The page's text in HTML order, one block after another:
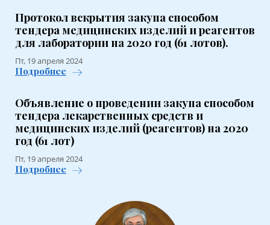
Протокол вскрытия закупа способом
тендера медицинских изделий и реагентов
для лаборатории на 2020 год (61 лотов).
Пт, 19 апреля 2024
Подробнее
Объявление о проведении закупа способом
тендера лекарственных средств и
медицинских изделий (реагентов) на 2020
год (61 лот)
Пт, 19 апреля 2024
Подробнее